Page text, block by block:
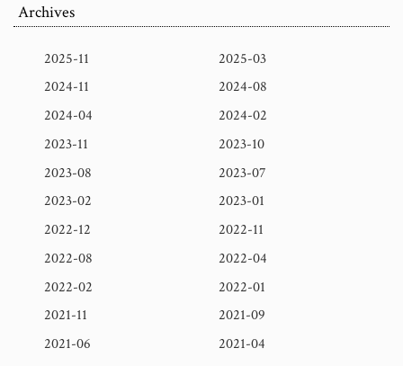
Archives
2025-11
2025-03
2024-11
2024-08
2024-04
2024-02
2023-11
2023-10
2023-08
2023-07
2023-02
2023-01
2022-12
2022-11
2022-08
2022-04
2022-02
2022-01
2021-11
2021-09
2021-06
2021-04